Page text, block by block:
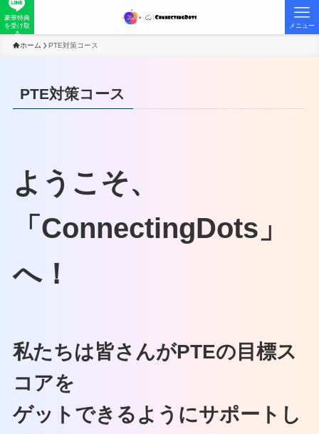
豪華特典
を受け取
る
メニュー
ホーム PTE対策コース
PTE対策コース
ようこそ、
「ConnectingDots」
へ！
私たちは皆さんがPTEの目標ス
コアを
ゲットできるようにサポートし